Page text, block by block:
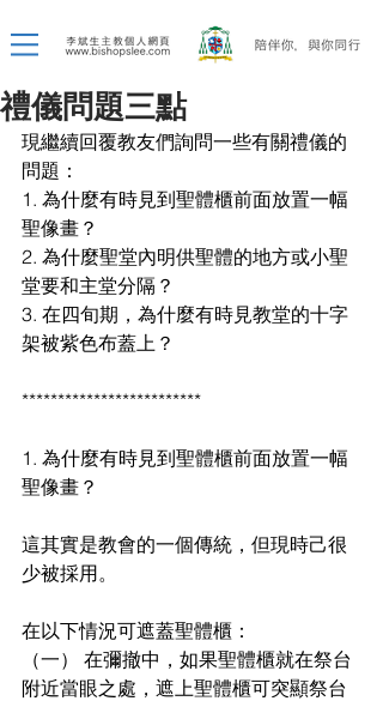
禮儀問題三點
現繼續回覆教友們詢問一些有關禮儀的
問題：
1. 為什麼有時見到聖體櫃前面放置一幅
聖像畫？
2. 為什麼聖堂內明供聖體的地方或小聖
堂要和主堂分隔？
3. 在四旬期，為什麼有時見教堂的十字
架被紫色布蓋上？
*************************
1. 為什麼有時見到聖體櫃前面放置一幅
聖像畫？
這其實是教會的一個傳統，但現時己很
少被採用。
在以下情況可遮蓋聖體櫃：
（一） 在彌撤中，如果聖體櫃就在祭台
附近當眼之處，遮上聖體櫃可突顯祭台